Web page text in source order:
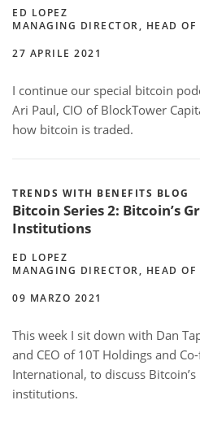
ED LOPEZ
MANAGING DIRECTOR, HEAD
27 APRILE 2021
I continue our special bitcoin
Ari Paul, CIO of BlockTower
how bitcoin is traded.
TRENDS WITH BENEFITS BLOG
Bitcoin Series 2: Bitcoin’s
Institutions
ED LOPEZ
MANAGING DIRECTOR, HEAD
09 MARZO 2021
This week I sit down with Dan
and CEO of 10T Holdings and
International, to discuss
institutions.